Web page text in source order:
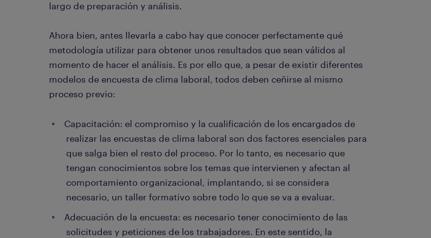
largo de preparación y análisis.
Ahora bien, antes llevarla a cabo hay que conocer perfectamente qué
metodología utilizar para obtener unos resultados que sean válidos al
momento de hacer el análisis. Es por ello que, a pesar de existir diferentes
modelos de encuesta de clima laboral, todos deben ceñirse al mismo
proceso previo:
Capacitación: el compromiso y la cualificación de los encargados de
realizar las encuestas de clima laboral son dos factores esenciales para
que salga bien el resto del proceso. Por lo tanto, es necesario que
tengan conocimientos sobre los temas que intervienen y afectan al
comportamiento organizacional, implantando, si se considera
necesario, un taller formativo sobre todo lo que se va a evaluar.
Adecuación de la encuesta: es necesario tener conocimiento de las
solicitudes y peticiones de los trabajadores. En este sentido, la